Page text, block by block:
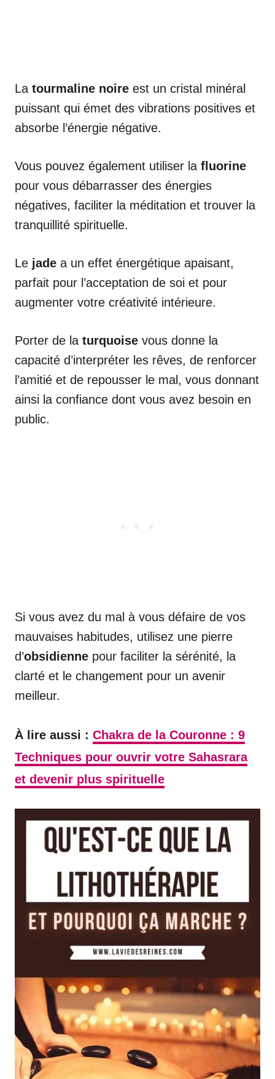
La tourmaline noire est un cristal minéral
puissant qui émet des vibrations positives et
absorbe l’énergie négative.
Vous pouvez également utiliser la fluorine
pour vous débarrasser des énergies
négatives, faciliter la méditation et trouver la
tranquillité spirituelle.
Le jade a un effet énergétique apaisant,
parfait pour l’acceptation de soi et pour
augmenter votre créativité intérieure.
Porter de la turquoise vous donne la
capacité d’interpréter les rêves, de renforcer
l’amitié et de repousser le mal, vous donnant
ainsi la confiance dont vous avez besoin en
public.
Si vous avez du mal à vous défaire de vos
mauvaises habitudes, utilisez une pierre
d’obsidienne pour faciliter la sérénité, la
clarté et le changement pour un avenir
meilleur.
À lire aussi : Chakra de la Couronne : 9
Techniques pour ouvrir votre Sahasrara
et devenir plus spirituelle